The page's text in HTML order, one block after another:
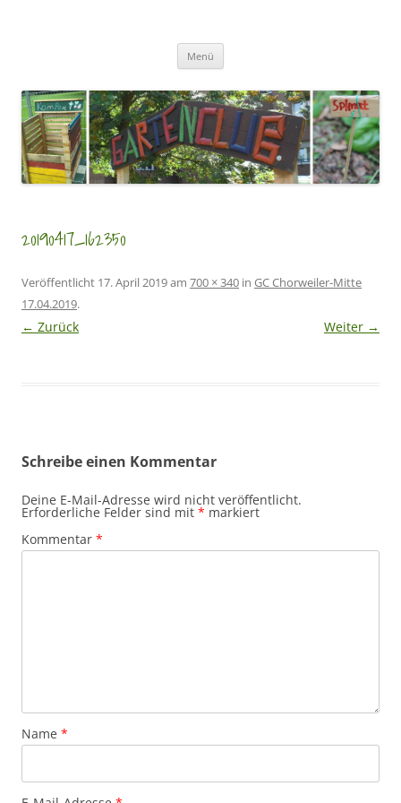
Menü
20190417_162350
Veröffentlicht 17. April 2019am 700 × 340 in GC Chorweiler-Mitte
17.04.2019.
← Zurück Weiter →
Schreibe einen Kommentar
Deine E-Mail-Adresse wird nicht veröffentlicht.
Erforderliche Felder sind mit * markiert
Kommentar *
Name *